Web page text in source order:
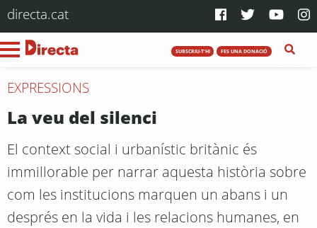
directa.cat
SUBSCRIU-T'HI FES UNA DONACIÓ
EXPRESSIONS
La veu del silenci
El context social i urbanístic britànic és
immillorable per narrar aquesta història sobre
com les institucions marquen un abans i un
després en la vida i les relacions humanes, en